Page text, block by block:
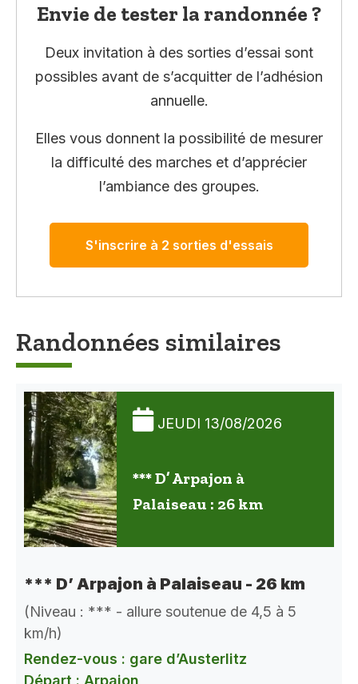
Envie de tester la randonnée ?
Deux invitation à des sorties d’essai sont
possibles avant de s’acquitter de l’adhésion
annuelle.
Elles vous donnent la possibilité de mesurer
la difficulté des marches et d’apprécier
l’ambiance des groupes.
S'inscrire à 2 sorties d'essais
Randonnées similaires
JEUDI 13/08/2026
*** D’ Arpajon à
Palaiseau : 26 km
*** D’ Arpajon à Palaiseau - 26 km
(Niveau : *** - allure soutenue de 4,5 à 5
km/h)
Rendez-vous : gare d’Austerlitz
Départ : Arpajon